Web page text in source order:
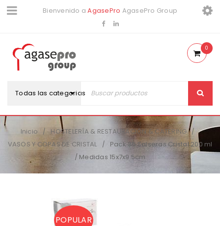
Bienvenido aAgasePro AgasePro Group
Todas las categorias
0
Inicio / HOSTELERÍA & RESTAURACIÓN & CATERING /
VASOS Y COPAS DE CRISTAL /
Pack 36 Salseras Cristal 200 ml
/ Medidas 15x7x9.5cm
POPULAR